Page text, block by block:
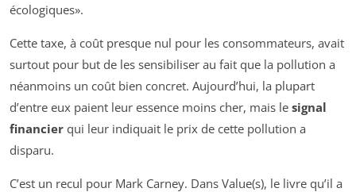
écologiques .
Cette taxe, à coût presque nul pour les consommateurs, avait
surtout pour but de les sensibiliser au fait que la pollution a
néanmoins un coût bien concret. Aujourd’hui, la plupart
d’entre eux paient leur essence moins cher, mais le signal
financier qui leur indiquait le prix de cette pollution a
disparu.
C’est un recul pour Mark Carney. Dans Value(s), le livre qu’il a